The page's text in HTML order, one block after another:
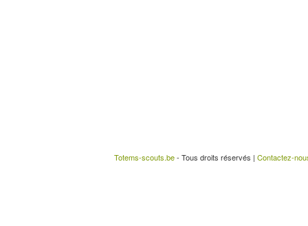
Totems-scouts.be- Tous droits réservés | Contactez-